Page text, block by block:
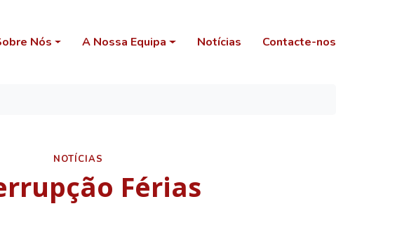
Nós A Nossa Equipa Notícias Contacte-nos
NOTÍCIAS
Férias